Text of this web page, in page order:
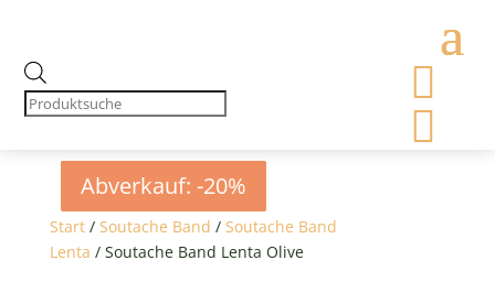
search


Start/ Soutache Band / Soutache Band
Lenta / Soutache Band Lenta Olive
Abverkauf: -20%
Abverkauf: -20%
Abverkauf: -20%
Abverkauf: -20%